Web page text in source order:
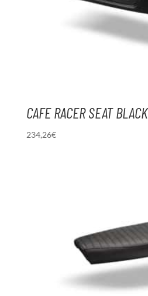
CAFE RACER SEAT BLACK
234,26€